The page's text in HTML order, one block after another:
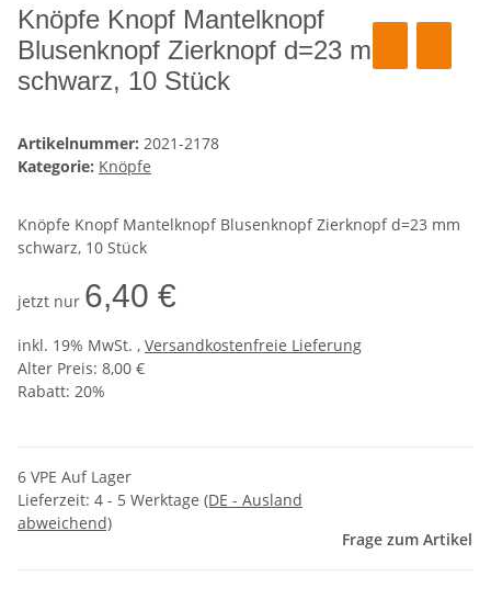
Knöpfe Knopf Mantelknopf
Blusenknopf Zierknopf d=23 mm
schwarz, 10 Stück
Artikelnummer: 2021-2178
Kategorie: Knöpfe
Knöpfe Knopf Mantelknopf Blusenknopf Zierknopf d=23 mm
schwarz, 10 Stück
jetzt nur 6,40 €
inkl. 19% MwSt. , Versandkostenfreie Lieferung
Alter Preis: 8,00 €
Rabatt: 20%
6 VPE Auf Lager
Lieferzeit: 4 - 5 Werktage (DE - Ausland
abweichend)
Frage zum Artikel